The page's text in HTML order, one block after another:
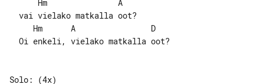
Solo: (4x)